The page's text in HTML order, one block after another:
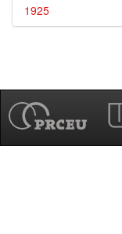
1925